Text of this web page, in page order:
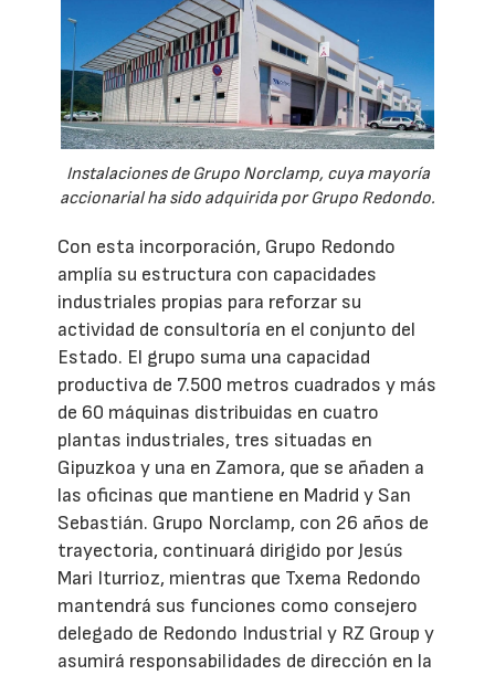
Instalaciones de Grupo Norclamp, cuya mayoría
accionarial ha sido adquirida por Grupo Redondo.
Con esta incorporación, Grupo Redondo
amplía su estructura con capacidades
industriales propias para reforzar su
actividad de consultoría en el conjunto del
Estado. El grupo suma una capacidad
productiva de 7.500 metros cuadrados y más
de 60 máquinas distribuidas en cuatro
plantas industriales, tres situadas en
Gipuzkoa y una en Zamora, que se añaden a
las oficinas que mantiene en Madrid y San
Sebastián. Grupo Norclamp, con 26 años de
trayectoria, continuará dirigido por Jesús
Mari Iturrioz, mientras que Txema Redondo
mantendrá sus funciones como consejero
delegado de Redondo Industrial y RZ Group y
asumirá responsabilidades de dirección en la